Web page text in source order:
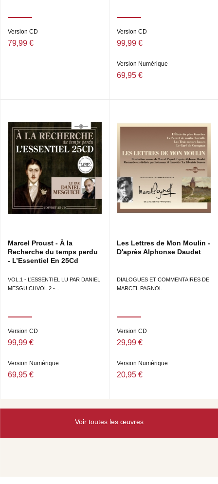
Version CD
79,99 €
Version CD
99,99 €
Version Numérique
69,95 €
Marcel Proust - À la
Recherche du temps perdu
- L’Essentiel En 25Cd
VOL.1 - L’ESSENTIEL LU PAR DANIEL
MESGUICHVOL.2 -...
Version CD
99,99 €
Version Numérique
69,95 €
Les Lettres de Mon Moulin -
D'après Alphonse Daudet
DIALOGUES ET COMMENTAIRES DE
MARCEL PAGNOL
Version CD
29,99 €
Version Numérique
20,95 €
Voir toutes les œuvres